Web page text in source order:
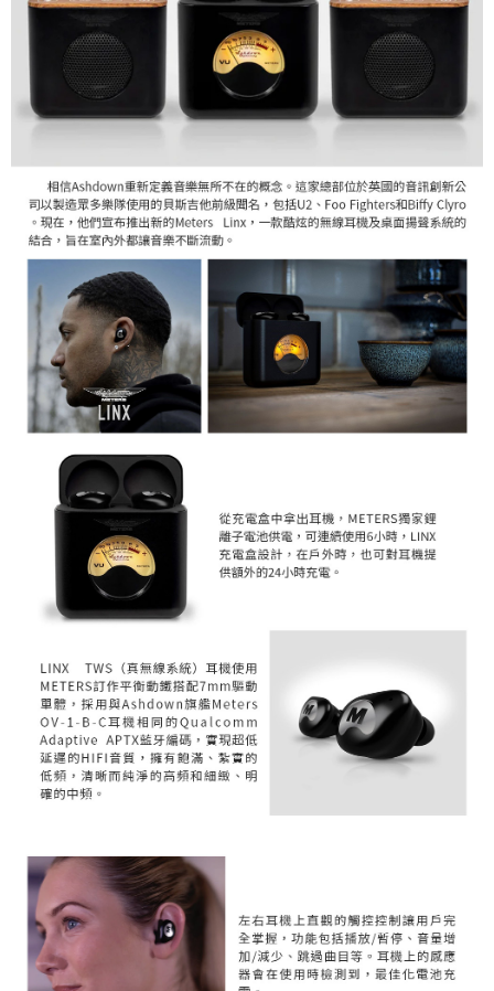
３．未成年的使用者請事先徵得法定代理人或監護人之同意方可使用
「AFTEE先享後付」，若未經同意申辦者引起之損失，本公司不負相關責
４．使用「AFTEE先享後付」時，將依據個別帳號之用戶狀況，依本公司即
時審查核予不同之上限額度；若仍有額度不足之情形，本公司將視審查結果
請求用戶進行身份認證。